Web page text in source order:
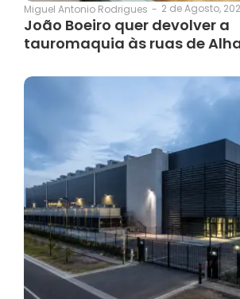
Miguel Antonio Rodrigues - 2 de Agosto,
João Boeiro quer devolver a
tauromaquia às ruas de